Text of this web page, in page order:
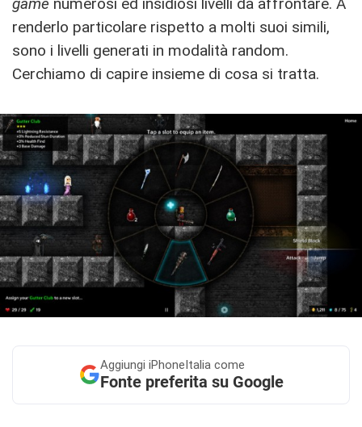
renderlo particolare rispetto a molti suoi simili,
sono i livelli generati in modalità random.
Cerchiamo di capire insieme di cosa si tratta.
Aggiungi iPhoneItalia come
Fonte preferita su Google